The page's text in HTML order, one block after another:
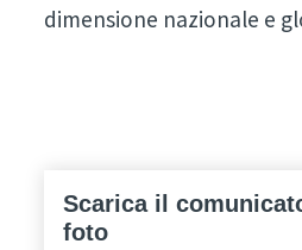
dimensione nazionale e
Scarica il
foto